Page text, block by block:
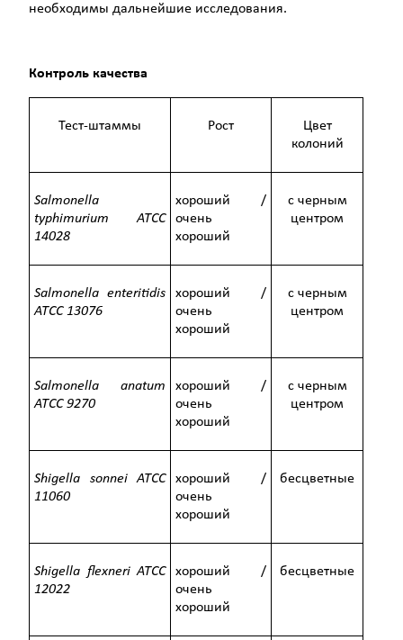
необходимы дальнейшие исследования.
Контроль качества
Тест-штаммы Рост
Цвет
колоний
Salmonella
typhimurium ATCC
14028
хороший /
очень
хороший
с черным
центром
Salmonella enteritidis
ATCC 13076
хороший /
очень
хороший
с черным
центром
Salmonella anatum
ATCC 9270
хороший /
очень
хороший
с черным
центром
Shigella sonnei ATCC
11060
хороший /
очень
хороший
бесцветные
Shigella flexneri ATCC
12022
хороший /
очень
хороший
бесцветные